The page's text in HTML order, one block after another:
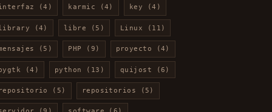
(4) karmic (4) key (4)
(4) libre (5) Linux (11)
(5) PHP (9) proyecto (4)
(4) python (13) quijost (6)
(5) repositorios (5)